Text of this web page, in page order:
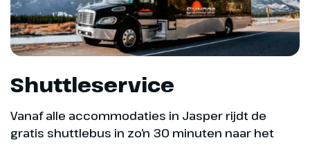
Shuttleservice
Vanaf alle accommodaties in Jasper rijdt de
gratis shuttlebus in zo’n 30 minuten naar het